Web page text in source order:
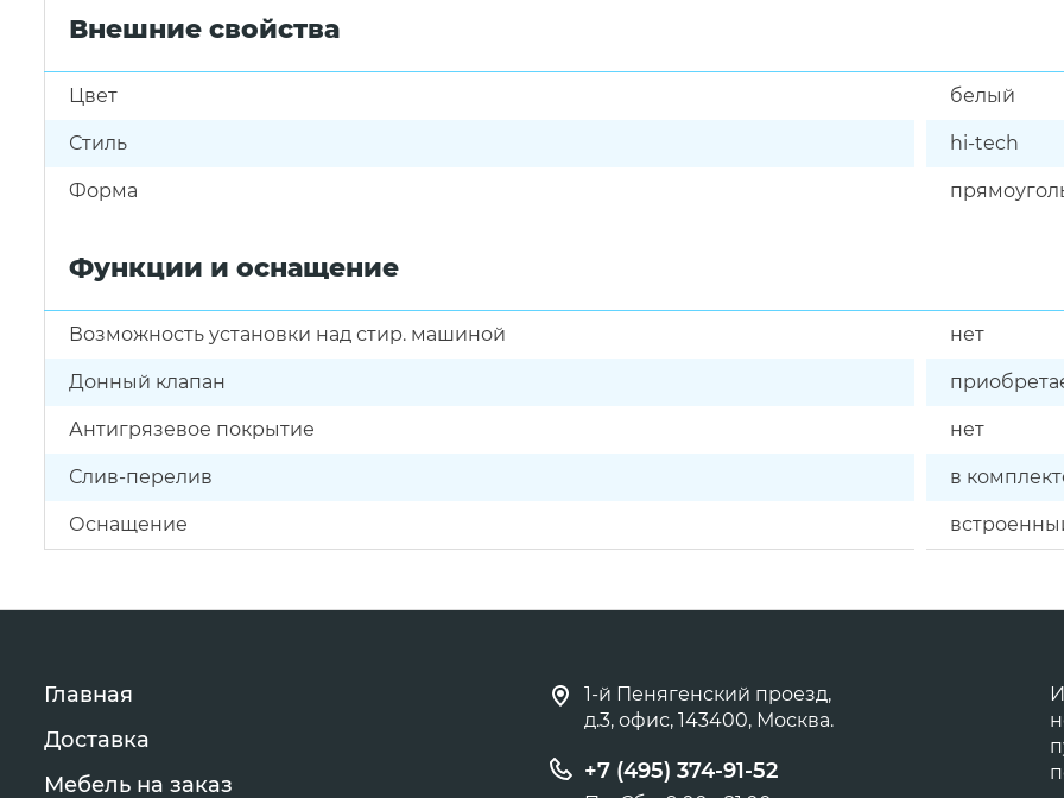
Внешние свойства
Цвет белый
Стиль hi-tech
Форма
Функции и оснащение
Возможность установки над стир. машиной нет
Донный клапан
Антигрязевое покрытие нет
Слив-перелив в
Оснащение
Главная
Доставка
Мебель на заказ
1-й Пенягенский проезд,
д.3, офис, 143400, Москва.
+7 (495) 374-91-52